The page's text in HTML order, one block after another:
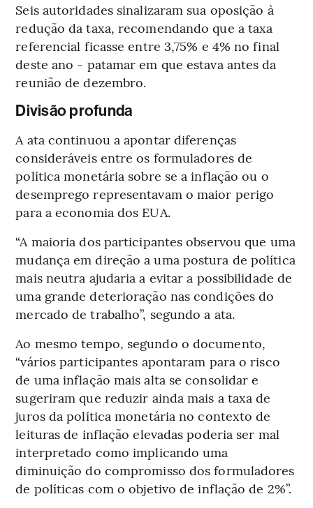
Seis autoridades sinalizaram sua oposição à
redução da taxa, recomendando que a taxa
referencial ficasse entre 3,75% e 4% no final
deste ano - patamar em que estava antes da
reunião de dezembro.
Divisão profunda
A ata continuou a apontar diferenças
consideráveis entre os formuladores de
política monetária sobre se a inflação ou o
desemprego representavam o maior perigo
para a economia dos EUA.
“A maioria dos participantes observou que uma
mudança em direção a uma postura de política
mais neutra ajudaria a evitar a possibilidade de
uma grande deterioração nas condições do
mercado de trabalho”, segundo a ata.
Ao mesmo tempo, segundo o documento,
“vários participantes apontaram para o risco
de uma inflação mais alta se consolidar e
sugeriram que reduzir ainda mais a taxa de
juros da política monetária no contexto de
leituras de inflação elevadas poderia ser mal
interpretado como implicando uma
diminuição do compromisso dos formuladores
de políticas com o objetivo de inflação de 2%”.